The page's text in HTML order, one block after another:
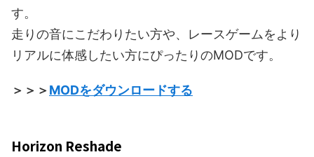
す。
走りの音にこだわりたい方や、レースゲームをより
リアルに体感したい方にぴったりのMODです。
＞＞＞MODをダウンロードする
Horizon Reshade